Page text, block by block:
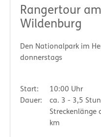
Rangertour
Wildenburg
Den Nationalpark im
donnerstags
Start:
10:00 Uhr
Dauer:
ca. 3 - 3,5
Streckenlänge
km